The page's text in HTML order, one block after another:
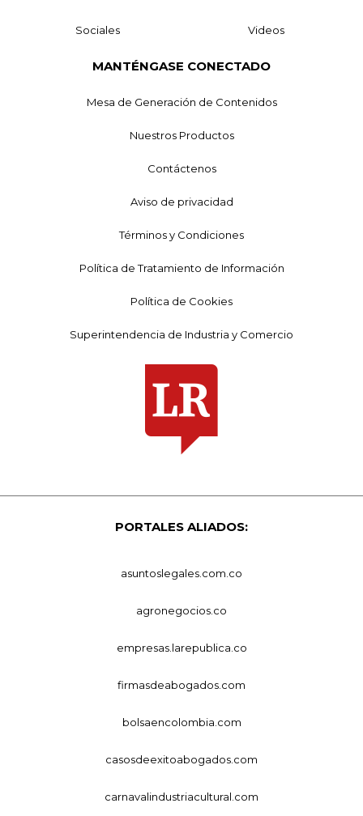
Sociales Videos
MANTÉNGASE CONECTADO
Mesa de Generación de Contenidos
Nuestros Productos
Contáctenos
Aviso de privacidad
Términos y Condiciones
Política de Tratamiento de Información
Política de Cookies
Superintendencia de Industria y Comercio
PORTALES ALIADOS:
asuntoslegales.com.co
agronegocios.co
empresas.larepublica.co
firmasdeabogados.com
bolsaencolombia.com
casosdeexitoabogados.com
carnavalindustriacultural.com